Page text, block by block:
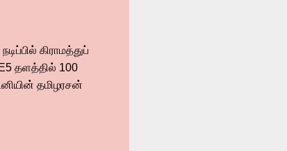
கிராமத்துப்
தளத்தில் 100
தமிழரசன்